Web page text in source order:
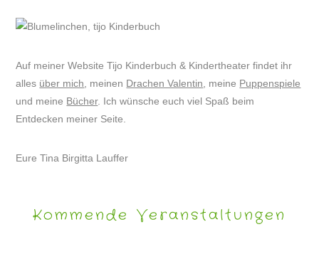
Auf meiner Website Tijo Kinderbuch & Kindertheater findet ihr
alles über mich , meinen Drachen Valentin , meine Puppenspiele
und meine Bücher. Ich wünsche euch viel Spaß beim
Entdecken meiner Seite.
Eure Tina Birgitta Lauffer
Kommende Veranstaltungen